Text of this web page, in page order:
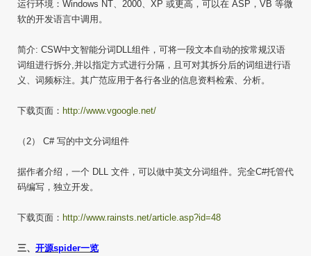
运行环境：Windows NT、2000、XP 或更高，可以在 ASP，VB 等微
软的开发语言中调用。
简介: CSW中文智能分词DLL组件，可将一段文本自动的按常规汉语
词组进行拆分,并以指定方式进行分隔，且可对其拆分后的词组进行语
义、词频标注。其广范应用于各行各业的信息资料检索、分析。
下载页面： http://www.vgoogle.net/
（2） C# 写的中文分词组件
据作者介绍，一个 DLL 文件，可以做中英文分词组件。完全C#托管代
码编写，独立开发。
下载页面： http://www.rainsts.net/article.asp?id=48
三、 开源spider一览